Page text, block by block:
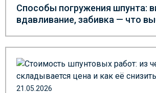
Способы погружения шпунта:
вдавливание, забивка — что
21.05.2026